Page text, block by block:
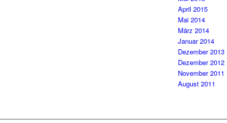
April 2015
Mai 2014
März 2014
Januar 2014
Dezember 2013
Dezember 2012
November 2011
August 2011